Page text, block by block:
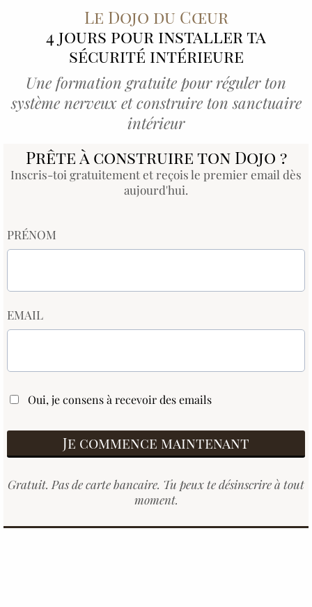
Le Dojo du Cœur
4 jours pour installer ta
sécurité intérieure
Une formation gratuite pour réguler ton
système nerveux et construire ton sanctuaire
intérieur
Prête à construire ton Dojo ?
Inscris-toi gratuitement et reçois le premier email dès
aujourd'hui.
PRÉNOM
EMAIL
Oui, je consens à recevoir des emails
Je commence maintenant
Gratuit. Pas de carte bancaire. Tu peux te désinscrire à tout
moment.